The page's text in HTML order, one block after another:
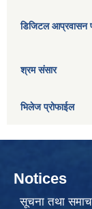
डिजिटल आप्रवासन
श्रम संसार
भिलेज प्रोफाईल
Notices
सूचना तथा